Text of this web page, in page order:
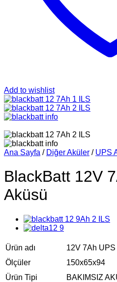
Add to wishlist
Ana Sayfa / Diğer Aküler / UPS
BlackBatt 12V
Aküsü
Ürün adı
12V 7Ah UPS
Ölçüler
150x65x94
Ürün Tipi
BAKIMSIZ